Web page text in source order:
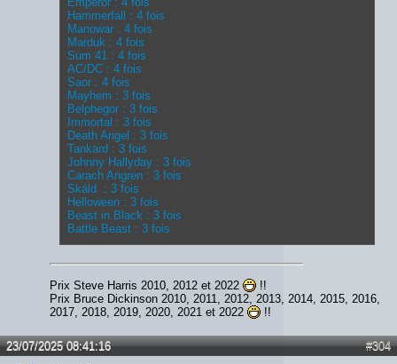
Hammerfall : 4 fois
Manowar : 4 fois
Marduk : 4 fois
Sum 41 : 4 fois
AC/DC : 4 fois
Saor : 4 fois
Mayhem : 3 fois
Belphegor : 3 fois
Immortal : 3 fois
Death Angel : 3 fois
Tankard : 3 fois
Johnny Hallyday : 3 fois
Carach Angren : 3 fois
Skáld : 3 fois
Helloween : 3 fois
Beast in Black : 3 fois
Battle Beast : 3 fois
Prix Steve Harris 2010, 2012 et 2022
!!
Prix Bruce Dickinson 2010, 2011, 2012, 2013, 2014, 2015, 2016,
2017, 2018, 2019, 2020, 2021 et 2022
!!
#304
23/07/2025 08:41:16